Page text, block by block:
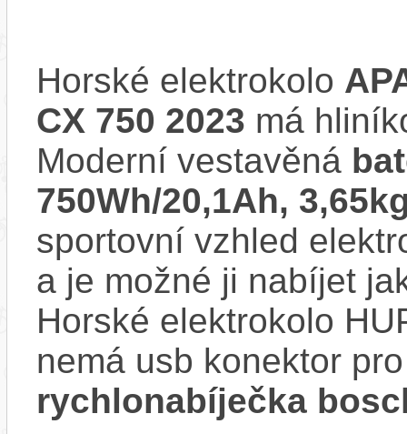
Horské elektrokolo
CX 750 2023 má
Moderní vestavěná
750Wh/20,1Ah,
sportovní vzhled
a je možné ji nabíjet
Horské elektrokolo
nemá usb konektor
rychlonabíječka